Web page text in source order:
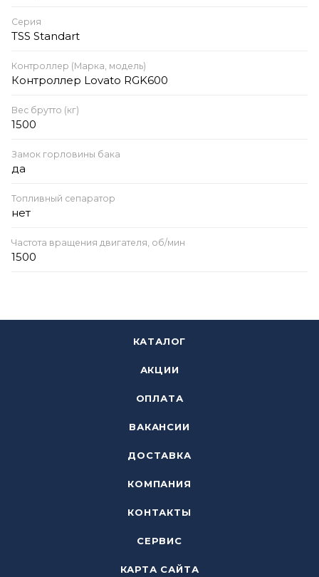
Серия
TSS Standart
Контроллер (Марка, модель)
Контроллер Lovato RGK600
Вес брутто (кг)
1500
Замок горловины бака
да
Топливный сепаратор
нет
Частота вращения двигателя, об/мин
1500
КАТАЛОГ
АКЦИИ
ОПЛАТА
ВАКАНСИИ
ДОСТАВКА
КОМПАНИЯ
КОНТАКТЫ
СЕРВИС
КАРТА САЙТА